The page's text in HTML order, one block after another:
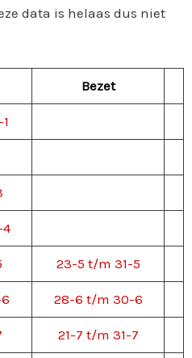
data is helaas dus niet
Bezet
4
23-5 t/m 31-5
28-6 t/m 30-6
21-7 t/m 31-7